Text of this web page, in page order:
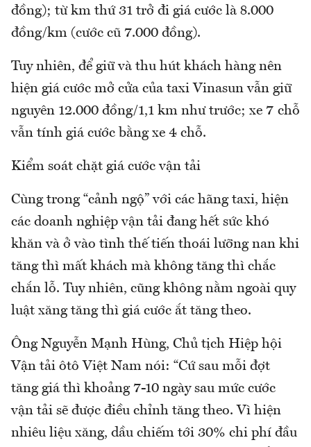
đồng); từ km thứ 31 trở đi giá cước là 8.000
đồng/km (cước cũ 7.000 đồng).
Tuy nhiên, để giữ và thu hút khách hàng nên
hiện giá cước mở cửa của taxi Vinasun vẫn giữ
nguyên 12.000 đồng/1,1 km như trước; xe 7 chỗ
vẫn tính giá cước bằng xe 4 chỗ.
Kiểm soát chặt giá cước vận tải
Cùng trong “cảnh ngộ” với các hãng taxi, hiện
các doanh nghiệp vận tải đang hết sức khó
khăn và ở vào tình thế tiến thoái lưỡng nan khi
tăng thì mất khách mà không tăng thì chắc
chắn lỗ. Tuy nhiên, cũng không nằm ngoài quy
luật xăng tăng thì giá cước ắt tăng theo.
Ông Nguyễn Mạnh Hùng, Chủ tịch Hiệp hội
Vận tải ôtô Việt Nam nói: “Cứ sau mỗi đợt
tăng giá thì khoảng 7-10 ngày sau mức cước
vận tải sẽ được điều chỉnh tăng theo. Vì hiện
nhiêu liệu xăng, dầu chiếm tới 30% chi phí đầu